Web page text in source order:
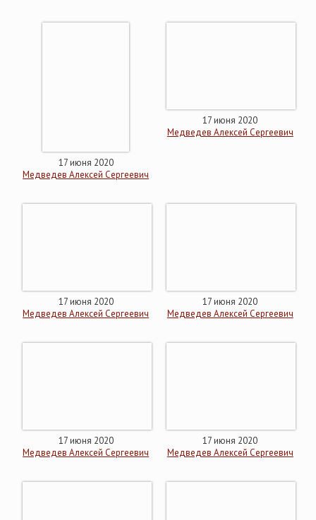
17 июня 2020
Медведев Алексей Сергеевич
17 июня 2020
Медведев Алексей Сергеевич
17 июня 2020
Медведев Алексей Сергеевич
17 июня 2020
Медведев Алексей Сергеевич
17 июня 2020
Медведев Алексей Сергеевич
17 июня 2020
Медведев Алексей Сергеевич